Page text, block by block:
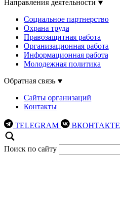
Направления деятельности
Социальное партнерство
Охрана труда
Правозащитная работа
Организационная работа
Информационная работа
Молодежная политика
Обратная связь
Сайты организаций
Контакты
TELEGRAM ВКОНТАКТЕ
Поиск по сайту